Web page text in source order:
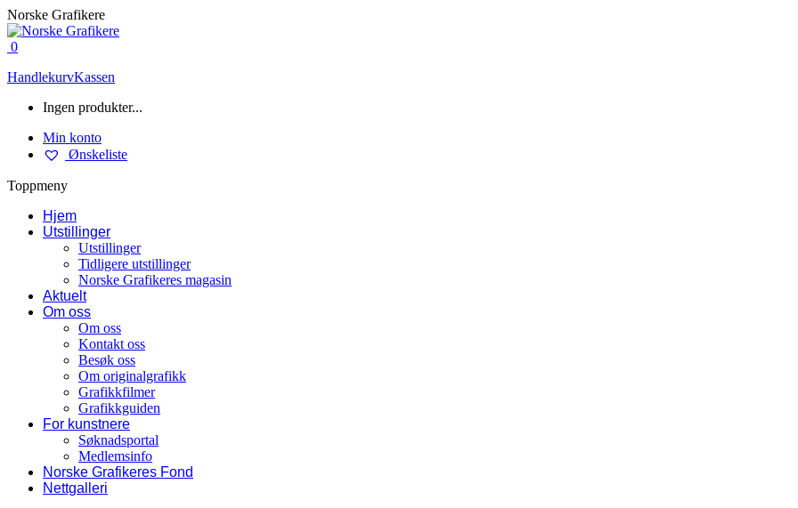
Skip
to
content
Norske Grafikere
0
HandlekurvKassen
Ingen produkter...
Min konto
Ønskeliste
Toppmeny
Hjem
Utstillinger
Utstillinger
Tidligere utstillinger
Norske Grafikeres magasin
Aktuelt
Om oss
Om oss
Kontakt oss
Besøk oss
Om originalgrafikk
Grafikkfilmer
Grafikkguiden
For kunstnere
Søknadsportal
Medlemsinfo
Norske Grafikeres Fond
Nettgalleri